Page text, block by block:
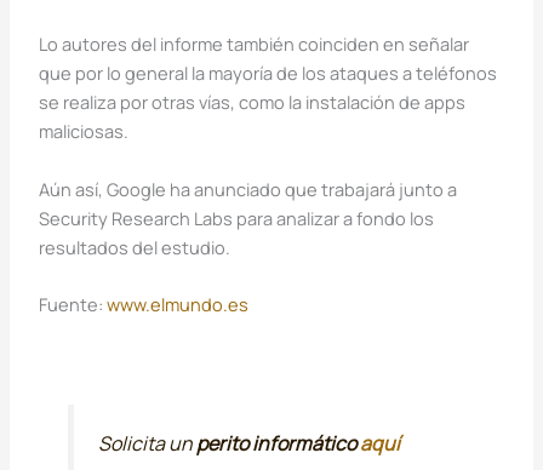
Lo autores del informe también coinciden en señalar
que por lo general la mayoría de los ataques a teléfonos
se realiza por otras vías, como la instalación de apps
maliciosas.
Aún así, Google ha anunciado que trabajará junto a
Security Research Labs para analizar a fondo los
resultados del estudio.
Fuente: www.elmundo.es
Solicita unperito informáticoaquí